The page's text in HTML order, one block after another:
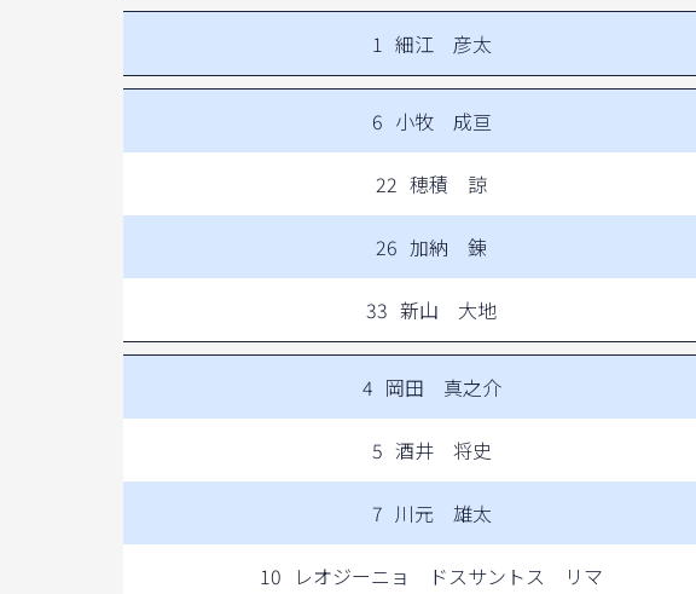
1 細江 彦太
6 小牧 成亘
22 穂積 諒
26 加納 錬
33 新山 大地
4 岡田 真之介
5 酒井 将史
7 川元 雄太
10 レオジーニョ ドスサントス リマ